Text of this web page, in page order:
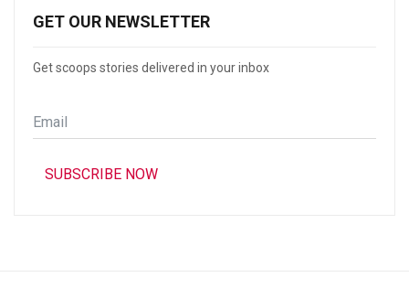
GET OUR NEWSLETTER
Get scoops stories delivered in your inbox
Email
*
SUBSCRIBE NOW